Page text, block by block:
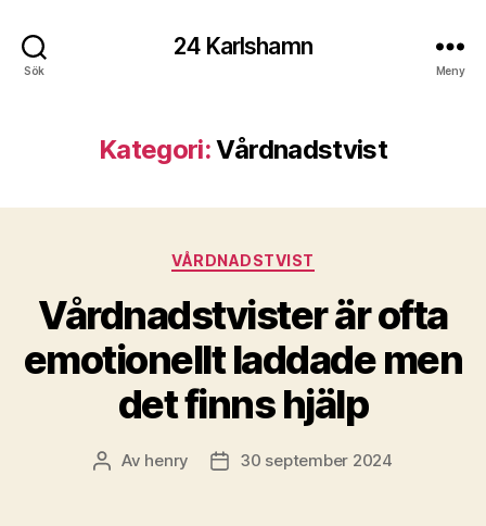
Sök
24 Karlshamn
Meny
Kategori:Vårdnadstvist
Kategorier
VÅRDNADSTVIST
Vårdnadstvister är ofta
emotionellt laddade men
det finns hjälp
Inläggsförfattare
Av henry Inläggsdatum
30 september 2024